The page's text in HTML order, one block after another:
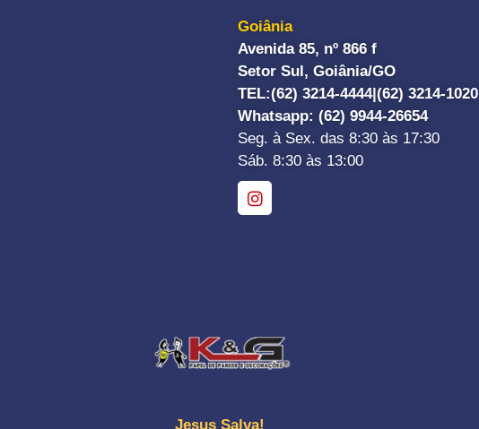
Goiânia
Avenida 85, nº 866 f
Setor Sul, Goiânia/GO
TEL:(62) 3214-4444| (62) 3214-1020
Whatsapp: (62) 9944-26654
Seg. à Sex. das 8:30 às 17:30
Sáb. 8:30 às 13:00
Jesus Salva!